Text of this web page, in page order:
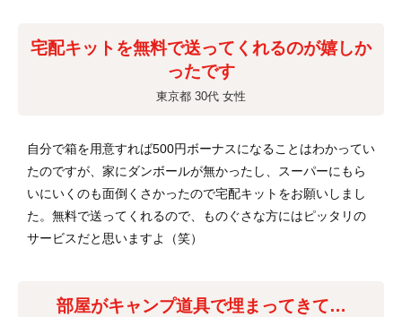
宅配キットを無料で送ってくれるのが嬉しか
ったです
東京都 30代 女性
自分で箱を用意すれば500円ボーナスになることはわかってい
たのですが、家にダンボールが無かったし、スーパーにもら
いにいくのも面倒くさかったので宅配キットをお願いしまし
た。無料で送ってくれるので、ものぐさな方にはピッタリの
サービスだと思いますよ（笑）
部屋がキャンプ道具で埋まってきて…